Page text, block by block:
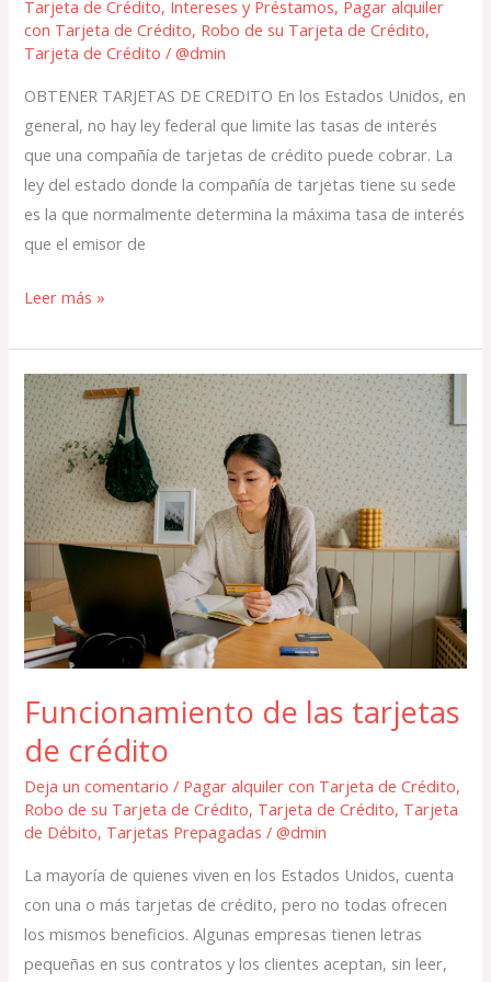
Tarjeta de Crédito, Intereses y Préstamos, Pagar alquiler
con Tarjeta de Crédito, Robo de su Tarjeta de Crédito,
Tarjeta de Crédito /@dmin
OBTENER TARJETAS DE CREDITO En los Estados Unidos, en
general, no hay ley federal que limite las tasas de interés
que una compañía de tarjetas de crédito puede cobrar. La
ley del estado donde la compañía de tarjetas tiene su sede
es la que normalmente determina la máxima tasa de interés
que el emisor de
Leer más »
Funcionamiento de las tarjetas
de crédito
Deja un comentario / Pagar alquiler con Tarjeta de Crédito,
Robo de su Tarjeta de Crédito, Tarjeta de Crédito, Tarjeta
de Débito, Tarjetas Prepagadas /@dmin
La mayoría de quienes viven en los Estados Unidos, cuenta
con una o más tarjetas de crédito, pero no todas ofrecen
los mismos beneficios. Algunas empresas tienen letras
pequeñas en sus contratos y los clientes aceptan, sin leer,
Funcionamiento
de
las
tarjetas
de
crédito